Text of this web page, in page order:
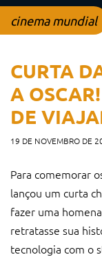
cinema mundial
CURTA
A
DE
19 DE NOVEMBRO DE
Para comemorar
lançou um curta
fazer uma
retratasse sua
tecnologia com o